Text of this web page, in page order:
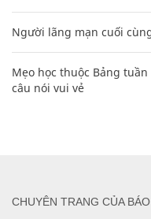
Người lãng mạn cuối
Mẹo học thuộc Bảng
câu nói vui vẻ
CHUYÊN TRANG CỦA BÁO